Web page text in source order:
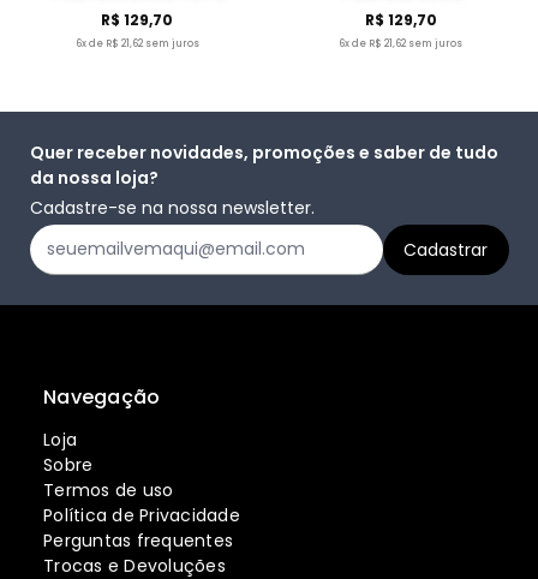
R$ 129,70
6x de R$ 21,62 sem juros
R$ 129,70
6x de R$ 21,62 sem juros
Quer receber novidades, promoções e saber de tudo
da nossa loja?
Cadastre-se na nossa newsletter.
Navegação
Loja
Sobre
Termos de uso
Política de Privacidade
Perguntas frequentes
Trocas e Devoluções